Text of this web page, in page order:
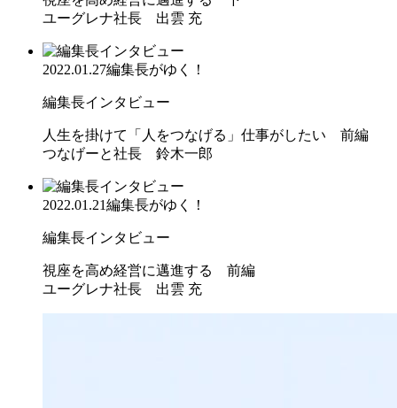
ユーグレナ社長 出雲 充
2022.01.27編集長がゆく！
編集長インタビュー
人生を掛けて「人をつなげる」仕事がしたい 前編
つなげーと社長 鈴木一郎
2022.01.21編集長がゆく！
編集長インタビュー
視座を高め経営に邁進する 前編
ユーグレナ社長 出雲 充